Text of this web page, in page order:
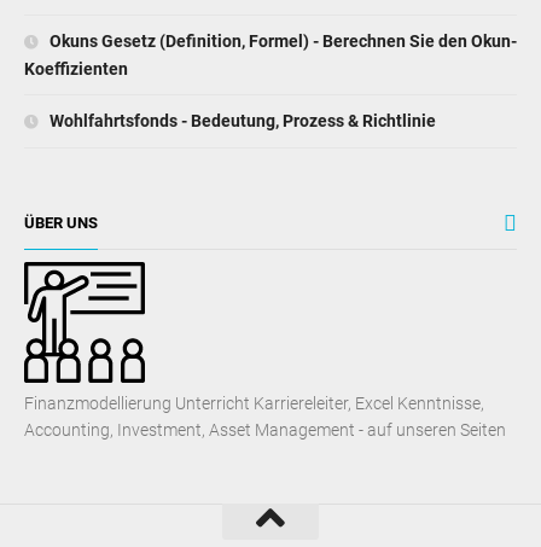
Okuns Gesetz (Definition, Formel) - Berechnen Sie den Okun-
Koeffizienten
Wohlfahrtsfonds - Bedeutung, Prozess & Richtlinie
ÜBER UNS
Finanzmodellierung Unterricht Karriereleiter, Excel Kenntnisse,
Accounting, Investment, Asset Management - auf unseren Seiten